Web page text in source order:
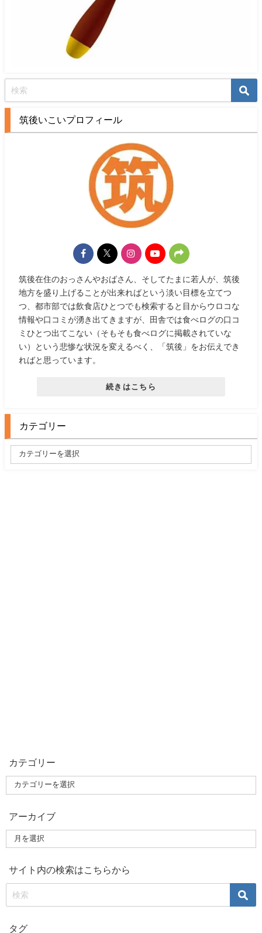
筑後いこいプロフィール
筑後在住のおっさんやおばさん、そしてたまに若人が、筑後
地方を盛り上げることが出来ればという淡い目標を立てつ
つ、都市部では飲食店ひとつでも検索すると目からウロコな
情報や口コミが湧き出てきますが、田舎では食べログの口コ
ミひとつ出てこない（そもそも食べログに掲載されていな
い）という悲惨な状況を変えるべく、「筑後」をお伝えでき
ればと思っています。
続きはこちら
カテゴリー
カテゴリー
アーカイブ
サイト内の検索はこちらから
タグ